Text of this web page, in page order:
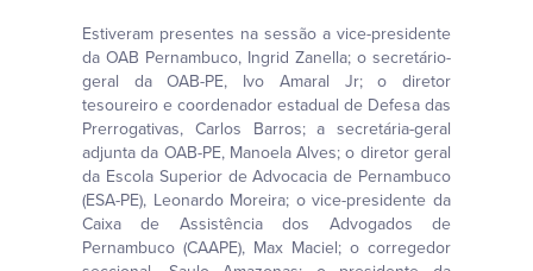
Estiveram presentes na sessão a vice-presidente
da OAB Pernambuco, Ingrid Zanella; o secretário-
geral da OAB-PE, Ivo Amaral Jr; o diretor
tesoureiro e coordenador estadual de Defesa das
Prerrogativas, Carlos Barros; a secretária-geral
adjunta da OAB-PE, Manoela Alves; o diretor geral
da Escola Superior de Advocacia de Pernambuco
(ESA-PE), Leonardo Moreira; o vice-presidente da
Caixa de Assistência dos Advogados de
Pernambuco (CAAPE), Max Maciel; o corregedor